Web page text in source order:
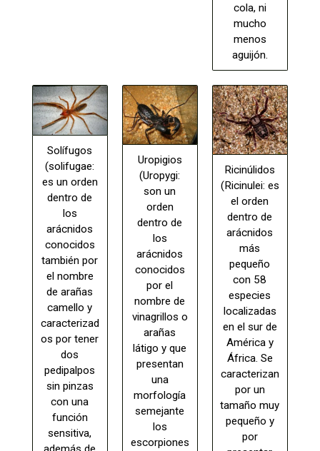
cola, ni
mucho
menos
aguijón.
Solífugos
(solifugae:
es un orden
dentro de
los
arácnidos
conocidos
también por
el nombre
de arañas
camello y
caracterizad
os por tener
dos
pedipalpos
sin pinzas
con una
función
sensitiva,
Uropigios
(Uropygi:
son un
orden
dentro de
los
arácnidos
conocidos
por el
nombre de
vinagrillos o
arañas
látigo y que
presentan
una
morfología
semejante
los
escorpiones
Ricinúlidos
(Ricinulei: es
el orden
dentro de
arácnidos
más
pequeño
con 58
especies
localizadas
en el sur de
América y
África. Se
caracterizan
por un
tamaño muy
pequeño y
por